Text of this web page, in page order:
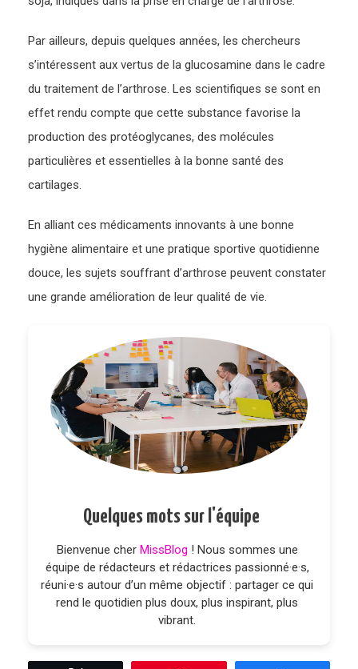
Par ailleurs, depuis quelques années, les chercheurs
s’intéressent aux vertus de la glucosamine dans le cadre
du traitement de l’arthrose. Les scientifiques se sont en
effet rendu compte que cette substance favorise la
production des protéoglycanes, des molécules
particulières et essentielles à la bonne santé des
cartilages.
En alliant ces médicaments innovants à une bonne
hygiène alimentaire et une pratique sportive quotidienne
douce, les sujets souffrant d’arthrose peuvent constater
une grande amélioration de leur qualité de vie.
Quelques mots sur l'équipe
Bienvenue cher MissBlog ! Nous sommes une
équipe de rédacteurs et rédactrices passionné·e·s,
réuni·e·s autour d’un même objectif : partager ce qui
rend le quotidien plus doux, plus inspirant, plus
vibrant.